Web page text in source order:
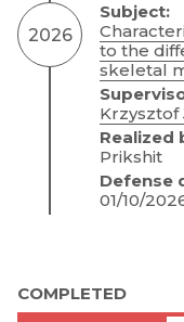
2026
Subject:
to the
skeletal
Krzysztof
Realized
Prikshit
Defense
01/10/
COMPLETED